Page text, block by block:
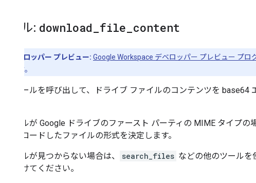
ツール: download file content
デベロッパー プレビュー: Google Workspace デベロッパー プレビュー プロ
できます。
このツールを呼び出して、ドライブ ファイルのコンテンツを
ファイルが Google ドライブのファースト パーティの MIME タイプの
ダウンロードしたファイルの形式を決定します。
ファイルが見つからない場合は、 search_files などの他のツールを
を見つけてください。